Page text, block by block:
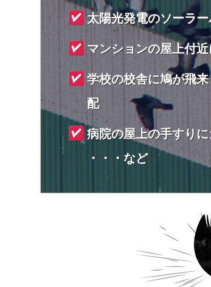
太陽光発電のソーラ
マンションの屋上付
学校の校舎に鳩が飛
配
病院の屋上の手すり
・・・など